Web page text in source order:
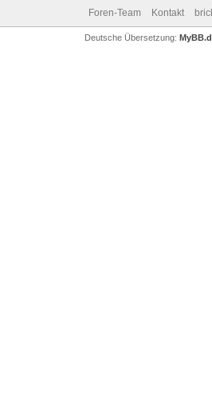
Foren-Team Kontakt
Deutsche Übersetzung: